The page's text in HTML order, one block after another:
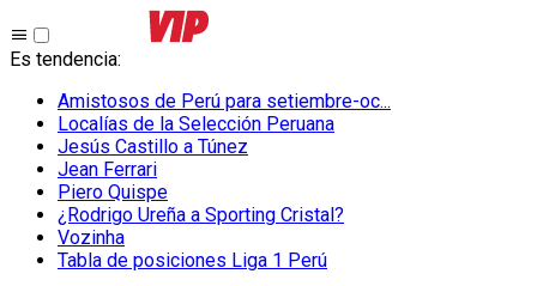
Es tendencia:
Amistosos de Perú para setiembre-oc...
Localías de la Selección Peruana
Jesús Castillo a Túnez
Jean Ferrari
Piero Quispe
¿Rodrigo Ureña a Sporting Cristal?
Vozinha
Tabla de posiciones Liga 1 Perú